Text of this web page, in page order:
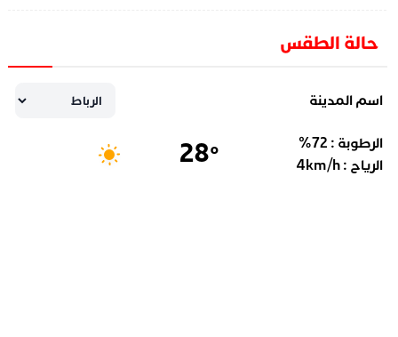
حالة الطقس
اسم المدينة
الرطوبة : 72
%
الرياح :
4km/h
28